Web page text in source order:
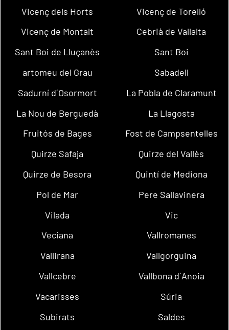
Vicenç dels Horts
Vicenç de Torelló
Vicenç de Montalt
Cebrià de Vallalta
Sant Boi de Lluçanès
Sant Boi
artomeu del Grau
Sabadell
Sadurní d´Osormort
La Pobla de Claramunt
La Nou de Berguedà
La Llagosta
Fruitós de Bages
Fost de Campsentelles
Quirze Safaja
Quirze del Vallès
Quirze de Besora
Quintí de Mediona
Pol de Mar
Pere Sallavinera
Vilada
Vic
Veciana
Vallromanes
Vallirana
Vallgorguina
Vallcebre
Vallbona d´Anoia
Vacarisses
Súria
Subirats
Saldes